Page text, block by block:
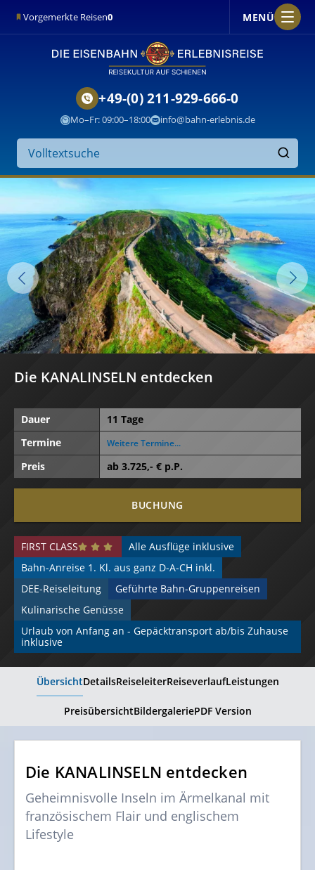
Vorgemerkte Reisen0 MENÜ
Suche
auf
der
Website
Finden
+49-(0) 211-929-666-0
Mo–Fr: 09:00–18:00 info@bahn-erlebnis.de
Die KANALINSELN entdecken
Dauer
11 Tage
Termine
Weitere Termine...
Preis ab3.725,- € p.P.
BUCHUNG
Alle Ausflüge inklusive
Bahn-Anreise 1. Kl. aus ganz D-A-CH inkl.
DEE-Reiseleitung
FIRST CLASS
Geführte Bahn-Gruppenreisen
Kulinarische Genüsse
Urlaub von Anfang an - Gepäcktransport ab/bis Zuhause
inklusive
ÜbersichtDetailsReiseleiterReiseverlaufLeistungen
PreisübersichtBildergaleriePDF Version
Die KANALINSELN entdecken
Geheimnisvolle Inseln im Ärmelkanal mit
französischem Flair und englischem
Lifestyle